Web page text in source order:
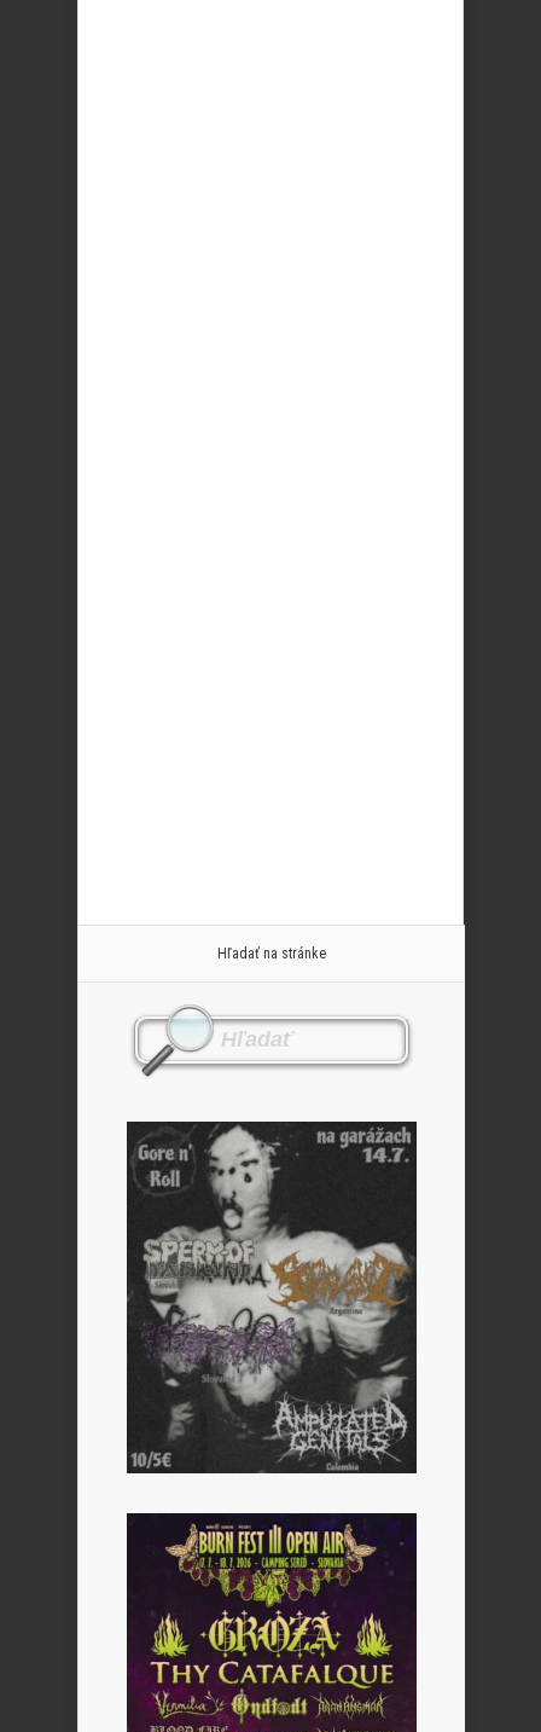
Hľadať na stránke